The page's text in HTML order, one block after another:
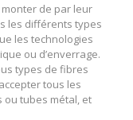
de par leur
les différents types
les technologies
ou d’enverrage.
types de fibres
tous les
ou tubes métal, et